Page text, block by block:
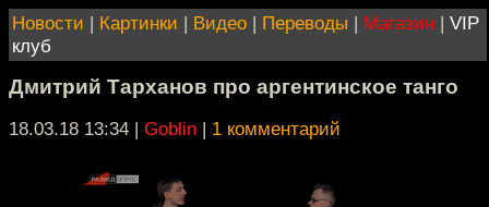
Новости | Картинки | Видео | Переводы | Магазин | VIP
клуб
Дмитрий Тарханов про аргентинское танго
18.03.18 13:34 | Goblin | 1 комментарий